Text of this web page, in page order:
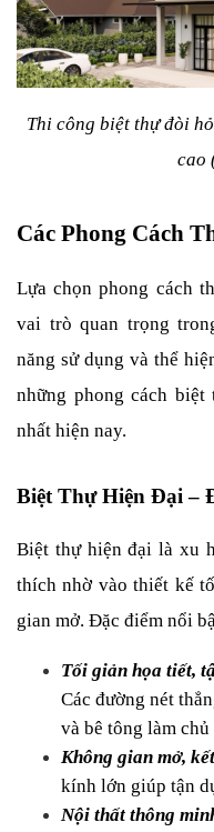
Thi công biệt thự đòi
cao
Các Phong Cách
Lựa chọn phong cách
vai trò quan trọng
năng sử dụng và thể
những phong cách
nhất hiện nay.
Biệt Thự Hiện Đại –
Biệt thự hiện đại là xu
thích nhờ vào thiết kế
gian mở. Đặc điểm nổi
Tối giản họa tiết,
Các đường nét
và bê tông làm chủ
Không gian mở,
kính lớn giúp tận
Nội thất thông